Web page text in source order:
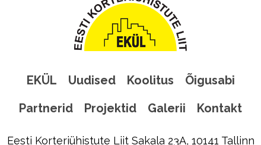
EKÜL Uudised Koolitus
Õigusabi
Partnerid
Projektid Galerii Kontakt
Eesti Korteriühistute Liit Sakala 23A, 10141 Tallinn